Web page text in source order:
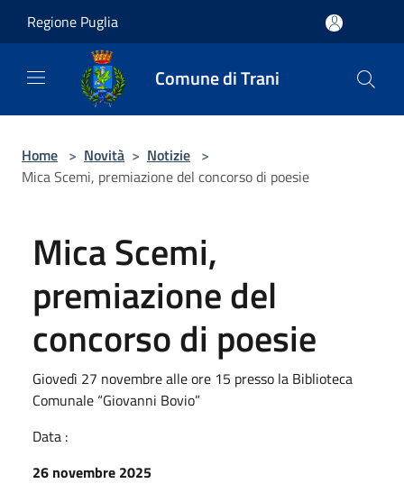
Regione Puglia
Comune di Trani
Home > Novità > Notizie >
Mica Scemi, premiazione del concorso di poesie
Mica Scemi,
premiazione del
concorso di poesie
Giovedì 27 novembre alle ore 15 presso la Biblioteca
Comunale “Giovanni Bovio”
Data :
26 novembre 2025